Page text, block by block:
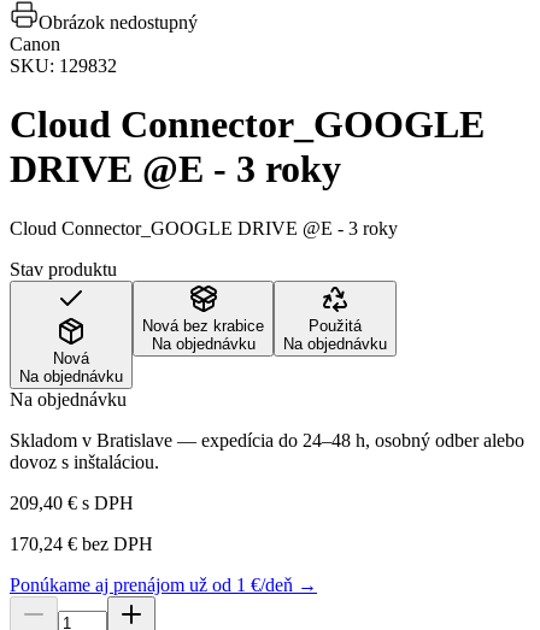
Obrázok nedostupný
Canon
SKU: 129832
Cloud Connector_GOOGLE
DRIVE @E - 3 roky
Cloud Connector_GOOGLE DRIVE @E - 3 roky
Stav produktu
Nová
Na objednávku
Nová bez krabice
Na objednávku
Použitá
Na objednávku
Na objednávku
Skladom v Bratislave — expedícia do 24–48 h, osobný odber alebo
dovoz s inštaláciou.
209,40 € s DPH
170,24 € bez DPH
Ponúkame aj prenájom už od 1 €/deň →